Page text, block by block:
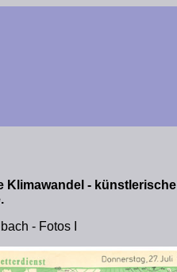
Klimawandel - künstlerische
- Fotos I